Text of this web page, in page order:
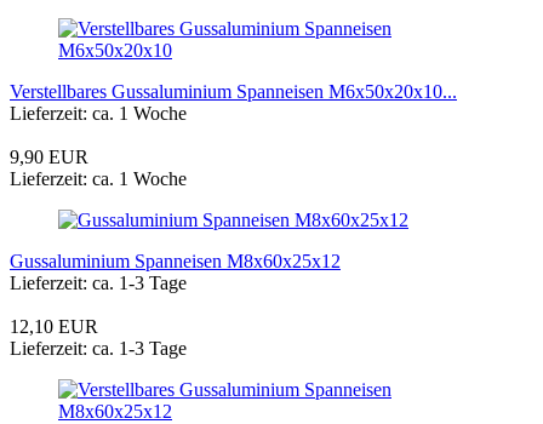
Verstellbares Gussaluminium Spanneisen M6x50x20x10...
Lieferzeit: ca. 1 Woche
9,90 EUR
Lieferzeit: ca. 1 Woche
Gussaluminium Spanneisen M8x60x25x12
Lieferzeit: ca. 1-3 Tage
12,10 EUR
Lieferzeit: ca. 1-3 Tage